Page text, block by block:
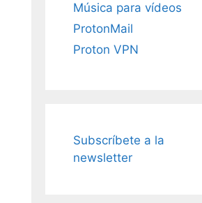
Música para vídeos
ProtonMail
Proton VPN
Subscríbete a la
newsletter